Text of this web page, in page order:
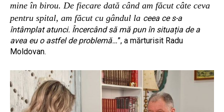
mine în birou. De fiecare dată când am făcut câte ceva
pentru spital, am făcut cu gândul la ceea ce s-a
întâmplat atunci. Încercând să mă pun în situația de a
avea eu o astfel de problemă…”, a mărturisit Radu
Moldovan.